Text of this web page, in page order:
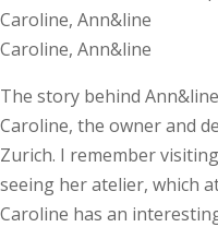
Caroline, Ann&line
The story behind
Caroline, the owner and
Zurich. I remember
seeing her atelier, which
Caroline has an